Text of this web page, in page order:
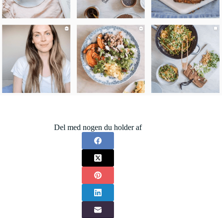
Del med nogen du holder af